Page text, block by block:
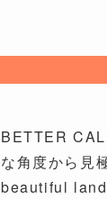
BETTER
な角度から見
beautiful